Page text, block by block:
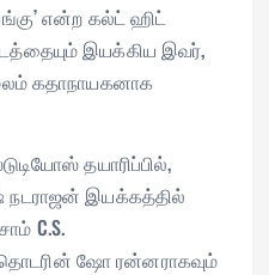
என்ற கல்ட் ஹிட்
இயக்கிய இவர்,
கதாநாயகனாக
தயாரிப்பில்,
நடராஜன் இயக்கத்தில்
C.S.
ஷோ ரன்னராகவும்